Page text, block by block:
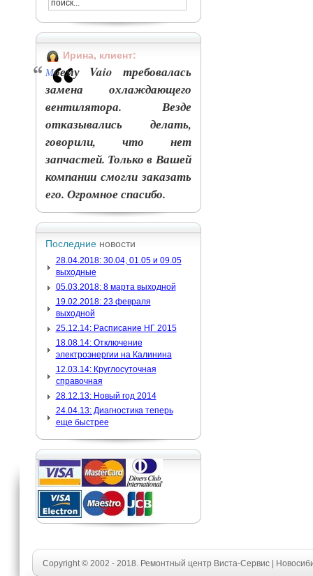
Ирина, клиент:
Моему Vaio требовалась
замена охлаждающего
вентилятора. Везде
отказывались делать,
говорили, что нет
запчастей. Только в Вашей
компании смогли заказать
его. Огромное спасибо.
Последниеновости
28.04.2018: 30.04, 01.05 и 09.05
выходные
05.03.2018: 8 марта выходной
19.02.2018: 23 февраля
выходной
25.12.14: Расписание НГ 2015
18.08.14: Отключение
электроэнергии на Калинина
12.03.14: Круглосуточная
справочная
28.12.13: Новый год 2014
24.04.13: Диагностика теперь
еще быстрее
Copyright © 2002 - 2018. Ремонтный центр Виста-Сервис |